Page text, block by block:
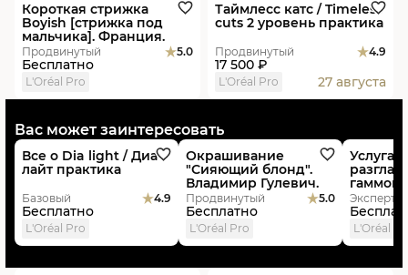
Короткая стрижка
Boyish [стрижка под
мальчика]. Франция.
Продвинутый 5.0
Бесплатно
L'Oréal Pro
Таймлесс катс / Timeless
cuts 2 уровень практика
Продвинутый 4.9
17 500 ₽
L'Oréal Pro 27 августа
Вас может заинтересовать
В студиях Новинка
Все о Dia light / Диа
лайт практика
Базовый 4.9
Бесплатно
L'Oréal Pro
Видеоурок
Окрашивание
"Сияющий блонд".
Владимир Гулевич.
Продвинутый 5.0
Бесплатно
L'Oréal Pro
Услуга
гаммой
Альфа
Alpha
Эксперт
L'Oréal